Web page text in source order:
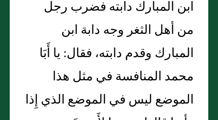
ابن المبارك دابته فضرب رجل
من أهل الثغر وجه دابة ابن
المبارك وقدم دابته، فقال: يا أَبَا
محمد المنافسة في مثل هذا
الموضع ليس في الموضع الذي إِذا